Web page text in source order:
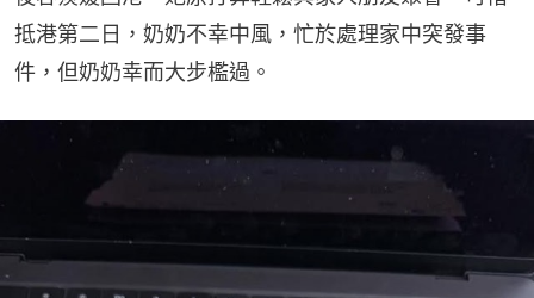
抵港第二日，奶奶不幸中風，忙於處理家中突發事
件，但奶奶幸而大步檻過。